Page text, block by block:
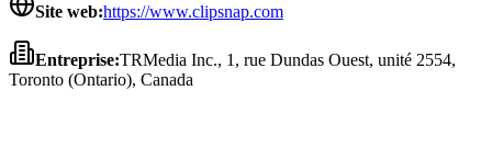
Site web:https://www.clipsnap.com
Entreprise:TRMedia Inc., 1, rue Dundas Ouest, unité 2554,
Toronto (Ontario), Canada